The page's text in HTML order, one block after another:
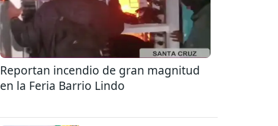
Reportan incendio de gran magnitud
en la Feria Barrio Lindo